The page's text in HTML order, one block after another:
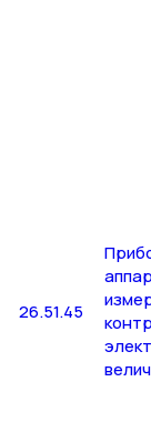
26.51.45